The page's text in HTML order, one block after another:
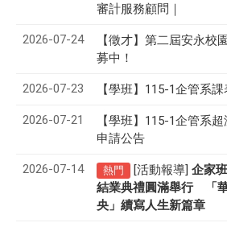
審計服務顧問｜
2026-07-24 【徵才】 第二屆安永校
募中！
2026-07-23 【學班】115-1企管系
2026-07-21
【學班】115-1企管系
申請公告
2026-07-14 熱門 [活動報導] 企家
結業典禮圓滿舉行 「
央」續寫人生新篇章